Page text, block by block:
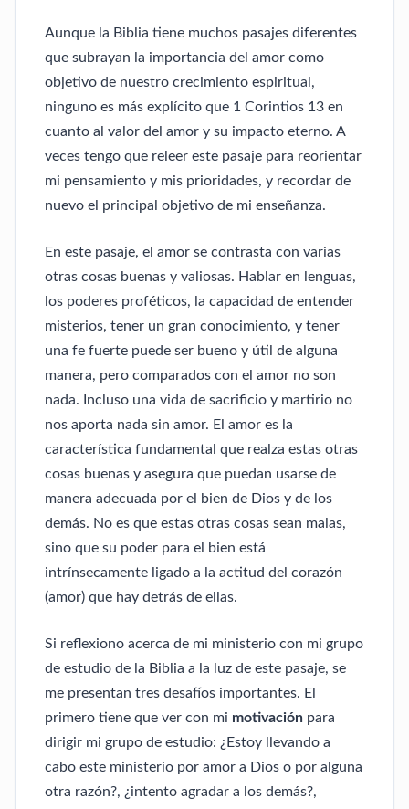
Aunque la Biblia tiene muchos pasajes diferentes
que subrayan la importancia del amor como
objetivo de nuestro crecimiento espiritual,
ninguno es más explícito que 1 Corintios 13 en
cuanto al valor del amor y su impacto eterno. A
veces tengo que releer este pasaje para reorientar
mi pensamiento y mis prioridades, y recordar de
nuevo el principal objetivo de mi enseñanza.
En este pasaje, el amor se contrasta con varias
otras cosas buenas y valiosas. Hablar en lenguas,
los poderes proféticos, la capacidad de entender
misterios, tener un gran conocimiento, y tener
una fe fuerte puede ser bueno y útil de alguna
manera, pero comparados con el amor no son
nada. Incluso una vida de sacrificio y martirio no
nos aporta nada sin amor. El amor es la
característica fundamental que realza estas otras
cosas buenas y asegura que puedan usarse de
manera adecuada por el bien de Dios y de los
demás. No es que estas otras cosas sean malas,
sino que su poder para el bien est
intrínsecamente ligado a la actitud del corazón
(amor) que hay detrás de ellas.
Si reflexiono acerca de mi ministerio con mi grupo
de estudio de la Biblia a la luz de este pasaje, se
me presentan tres desafíos importantes. El
primero tiene que ver con mi motivación para
dirigir mi grupo de estudio: ¿Estoy llevando a
cabo este ministerio por amor a Dios o por alguna
otra razón?, ¿intento agradar a los demás?,